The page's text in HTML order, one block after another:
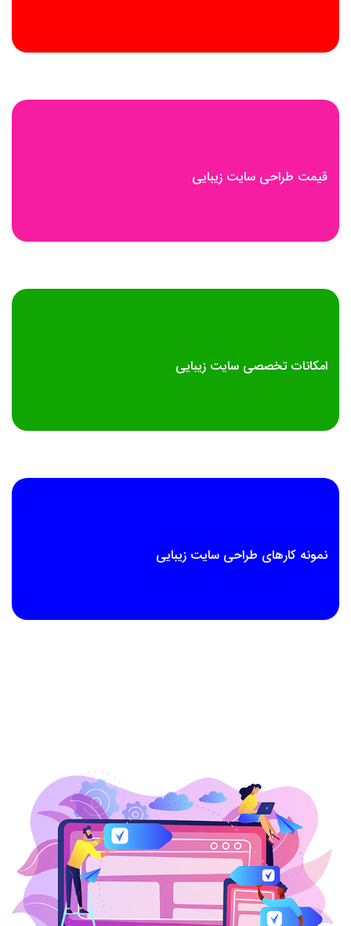
قیمت طراحی سایت زیبایی
امکانات تخصصی سایت زیبایی
نمونه کارهای طراحی سایت زیبایی